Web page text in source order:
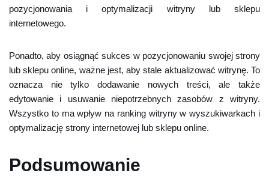
pozycjonowania i optymalizacji witryny lub sklepu
internetowego.
Ponadto, aby osiągnąć sukces w pozycjonowaniu swojej strony
lub sklepu online, ważne jest, aby stale aktualizować witrynę. To
oznacza nie tylko dodawanie nowych treści, ale także
edytowanie i usuwanie niepotrzebnych zasobów z witryny.
Wszystko to ma wpływ na ranking witryny w wyszukiwarkach i
optymalizację strony internetowej lub sklepu online.
Podsumowanie